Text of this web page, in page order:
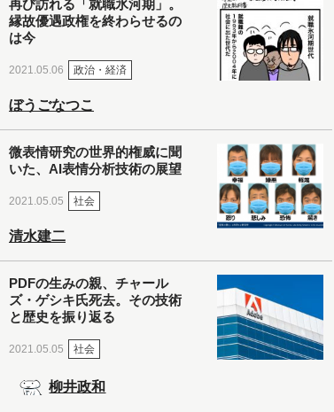
再び訪れる「就職氷河期」。
縁故優遇政権を終わらせるの
は今
2021.05.06 政治・経済
ぼうごなつこ
微表情研究の世界的権威に聞
いた、AI表情分析技術の展望
2021.05.05 社会
清水建二
PDFの生みの親、チャール
ズ・ゲシキ氏死去。その技術
と歴史を振り返る
2021.05.05 社会
柳井政和